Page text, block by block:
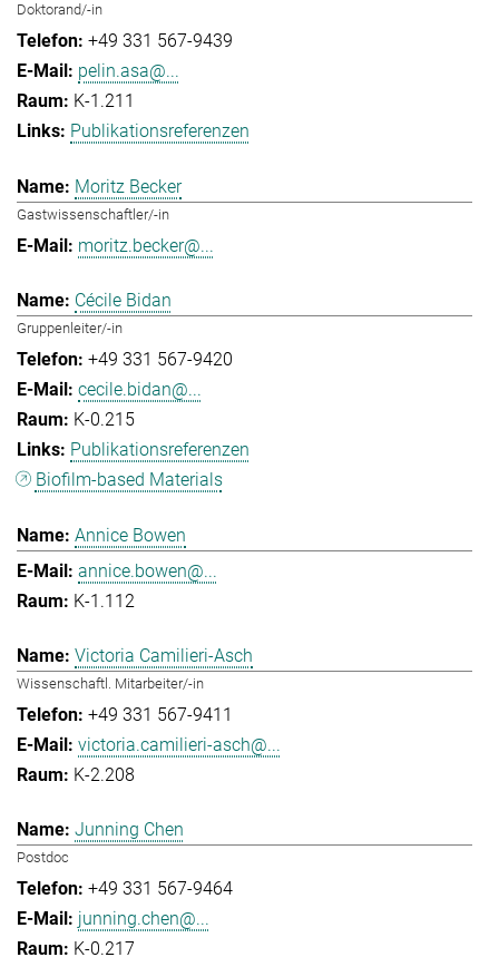
Doktorand/-in
+49 331 567-9439
pelin.asa@...
K-1.211
Publikationsreferenzen
Moritz Becker
Gastwissenschaftler/-in
moritz.becker@...
Cécile Bidan
Gruppenleiter/-in
+49 331 567-9420
cecile.bidan@...
K-0.215
Publikationsreferenzen
Biofilm-based Materials
Annice Bowen
annice.bowen@...
K-1.112
Victoria Camilieri-Asch
Wissenschaftl. Mitarbeiter/-in
+49 331 567-9411
victoria.camilieri-asch@...
K-2.208
Junning Chen
Postdoc
+49 331 567-9464
junning.chen@...
K-0.217